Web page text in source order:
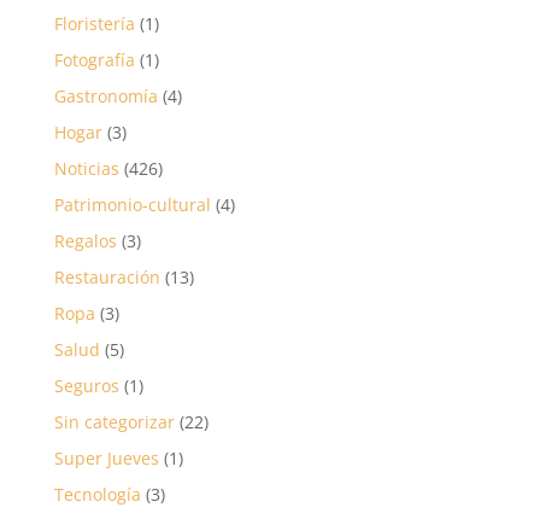
Floristería (1)
Fotografía (1)
Gastronomía (4)
Hogar(3)
Noticias (426)
Patrimonio-cultural (4)
Regalos (3)
Restauración (13)
Ropa (3)
Salud (5)
Seguros (1)
Sin categorizar(22)
Super Jueves (1)
Tecnología (3)